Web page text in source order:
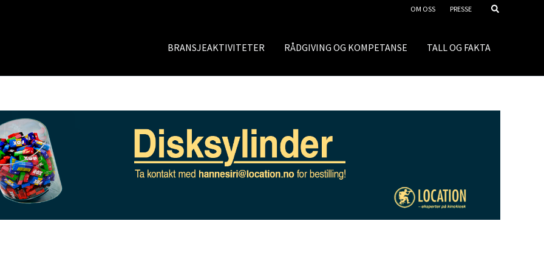
OM OSS PRESSE
BRANSJEAKTIVITETER RÅDGIVING OG KOMPETANSE TALL OG FAKTA